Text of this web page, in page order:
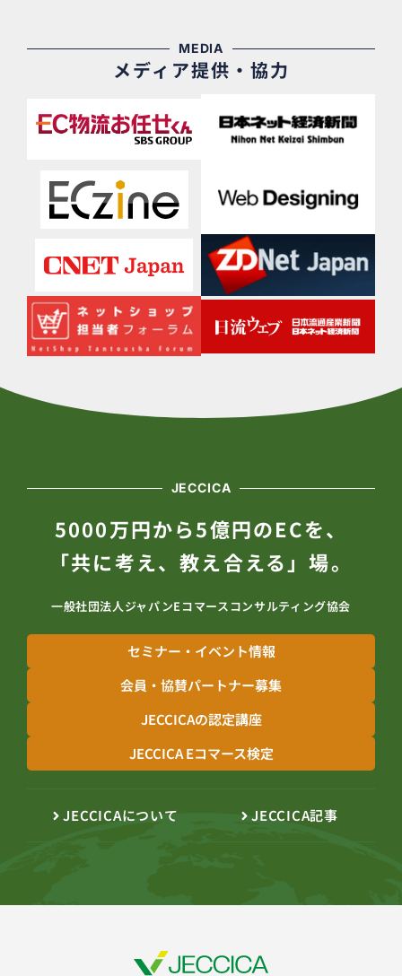
MEDIA
メディア提供・協力
JECCICA
5000万円から5億円のECを、
「共に考え、教え合える」場。
一般社団法人ジャパンEコマースコンサルティング協会
セミナー・イベント情報
会員・協賛パートナー募集
JECCICAの認定講座
JECCICA Eコマース検定
JECCICAについて JECCICA記事